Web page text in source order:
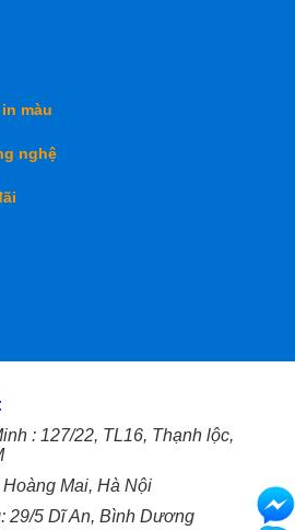
màu
nghệ
: 127/22, TL16, Thạnh lộc,
Mai, Hà Nội
29/5 Dĩ An, Bình Dương